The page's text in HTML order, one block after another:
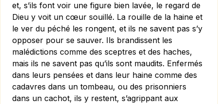
et, s’ils font voir une figure bien lavée, le regard de
Dieu y voit un cœur souillé. La rouille de la haine et
le ver du péché les rongent, et ils ne savent pas s’y
opposer pour se sauver. Ils brandissent les
malédictions comme des sceptres et des haches,
mais ils ne savent pas qu’ils sont maudits. Enfermés
dans leurs pensées et dans leur haine comme des
cadavres dans un tombeau, ou des prisonniers
dans un cachot, ils y restent, s’agrippant aux